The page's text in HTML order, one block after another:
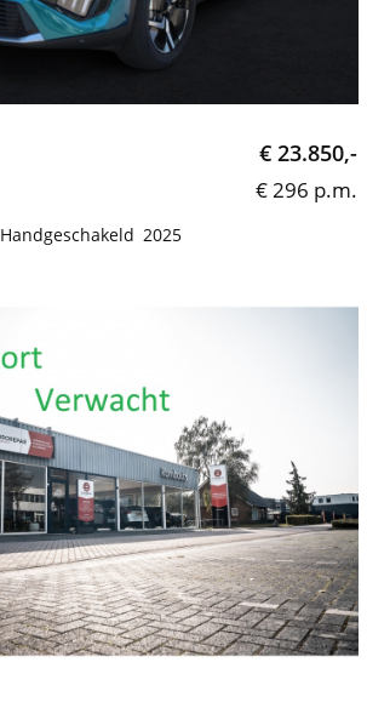
€ 23.850,-
€ 296 p.m.
Handgeschakeld 2025